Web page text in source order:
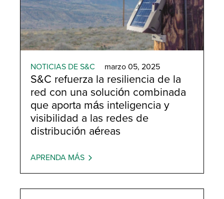
NOTICIAS DE S&C marzo 05, 2025
S&C refuerza la resiliencia de la
red con una solución combinada
que aporta más inteligencia y
visibilidad a las redes de
distribución aéreas
APRENDA MÁS